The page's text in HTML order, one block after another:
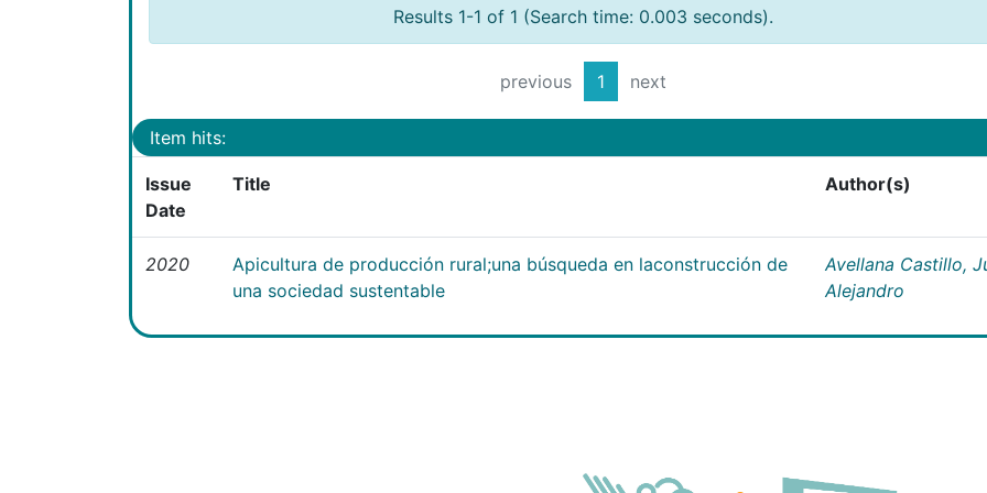
Results 1-1 of 1 (Search time: 0.003 seconds).
previous 1 next
Item hits:
Issue
Date
Title Author(s)
2020
Apicultura de producción rural;una búsqueda en laconstrucción de
una sociedad sustentable
Avellana Castillo,
Alejandro